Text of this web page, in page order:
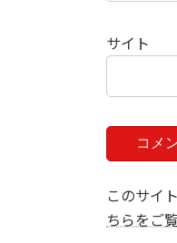
サイト
このサイ
ちらをご